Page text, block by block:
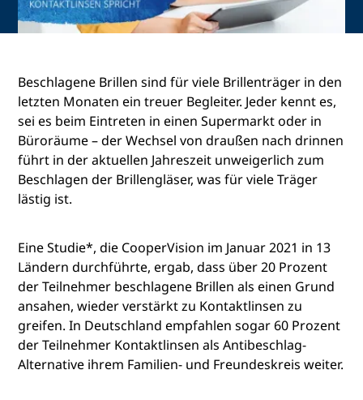
Beschlagene Brillen sind für viele Brillenträger in den
letzten Monaten ein treuer Begleiter. Jeder kennt es,
sei es beim Eintreten in einen Supermarkt oder in
Büroräume – der Wechsel von draußen nach drinnen
führt in der aktuellen Jahreszeit unweigerlich zum
Beschlagen der Brillengläser, was für viele Träger
lästig ist.
Eine Studie*, die CooperVision im Januar 2021 in 13
Ländern durchführte, ergab, dass über 20 Prozent
der Teilnehmer beschlagene Brillen als einen Grund
ansahen, wieder verstärkt zu Kontaktlinsen zu
greifen. In Deutschland empfahlen sogar 60 Prozent
der Teilnehmer Kontaktlinsen als Antibeschlag-
Alternative ihrem Familien- und Freundeskreis weiter.